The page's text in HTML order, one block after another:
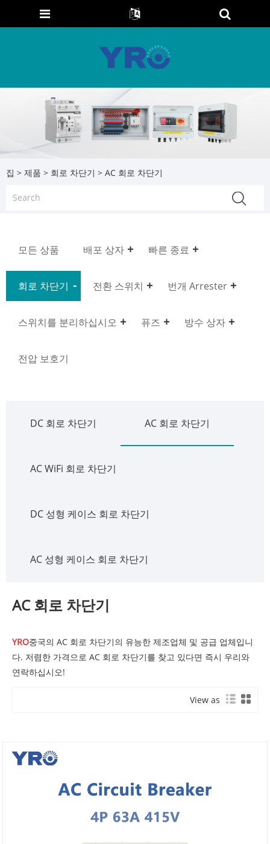
집 > 제품 > 회로 차단기 > AC 회로 차단기
모든 상품 배포 상자 빠른 종료
회로 차단기 전환 스위치 번개 Arrester
스위치를 분리하십시오 퓨즈 방수 상자
전압 보호기
DC 회로 차단기 AC 회로 차단기
AC WiFi 회로 차단기
DC 성형 케이스 회로 차단기
AC 성형 케이스 회로 차단기
AC 회로 차단기
YRO중국의 AC 회로 차단기의 유능한 제조업체 및 공급 업체입니
다. 저렴한 가격으로 AC 회로 차단기를 찾고 있다면 즉시 우리와
연락하십시오!
View as